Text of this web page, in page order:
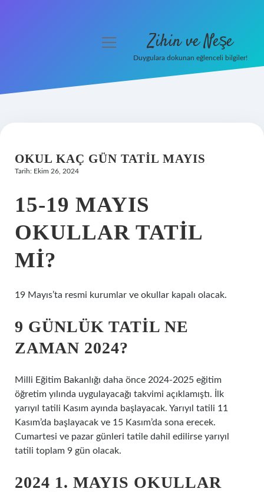
Hakkımızda
menüyü
Zihin ve Neşe
Duygulara dokunan eğlenceli bilgiler!
OKUL KAÇ GÜN TATIL MAYIS
Tarih: Ekim 26, 2024
15-19 MAYIS
OKULLAR TATIL
MI?
19 Mayıs’ta resmi kurumlar ve okullar kapalı olacak.
9 GÜNLÜK TATIL NE
ZAMAN 2024?
Milli Eğitim Bakanlığı daha önce 2024-2025 eğitim
öğretim yılında uygulayacağı takvimi açıklamıştı. İlk
yarıyıl tatili Kasım ayında başlayacak. Yarıyıl tatili 11
Kasım’da başlayacak ve 15 Kasım’da sona erecek.
Cumartesi ve pazar günleri tatile dahil edilirse yarıyıl
tatili toplam 9 gün olacak.
2024 1. MAYIS OKULLAR